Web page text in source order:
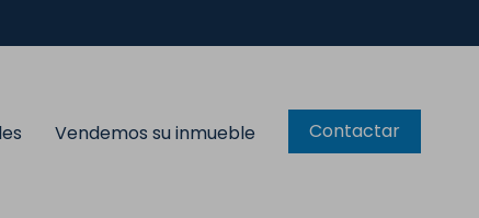
Vendemos su inmueble Contactar